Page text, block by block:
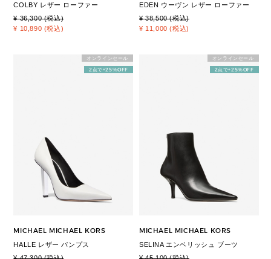
COLBY レザー ローファー
¥ 36,300 (税込)
¥ 10,890 (税込)
EDEN ウーヴン レザー ローファー
¥ 38,500 (税込)
¥ 11,000 (税込)
オンラインセール
2点で+25%OFF
MICHAEL MICHAEL KORS
HALLE レザー パンプス
オンラインセール
2点で+25%OFF
MICHAEL MICHAEL KORS
SELINA エンベリッシュ ブーツ